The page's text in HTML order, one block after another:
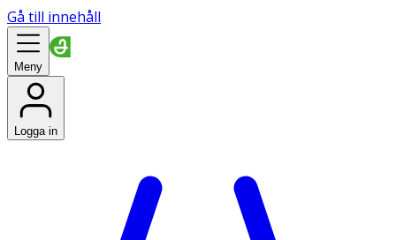
Gå till innehåll
Meny
Logga in